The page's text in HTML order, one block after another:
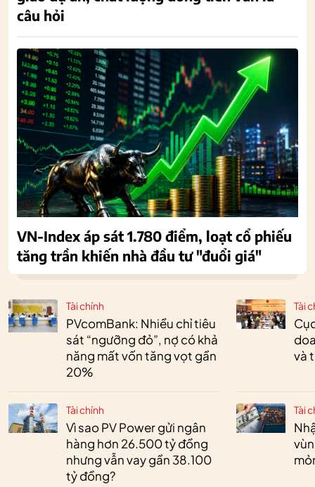
Tài chính
PVcomBank: Nhiều chỉ tiêu
sát “ngưỡng đỏ”, nợ có khả
năng mất vốn tăng vọt gần
20%
Tài chính
Vì sao PV Power gửi ngân
hàng hơn 26.500 tỷ đồng
nhưng vẫn vay gần 38.100
tỷ đồng?
Tài
và
Tài
câu hỏi
VN-Index áp sát 1.780 điểm, loạt cổ phiếu
tăng trần khiến nhà đầu tư "đuổi giá"